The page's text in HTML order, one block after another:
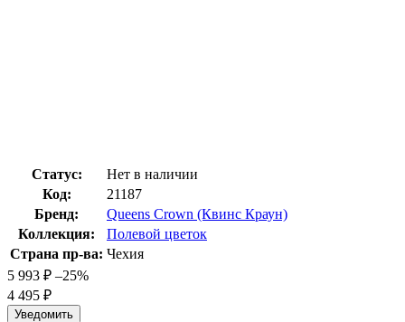
Статус:
Нет в наличии
Код:
21187
Бренд:
Queens Crown (Квинс Краун)
Коллекция:
Полевой цветок
Страна пр-ва: Чехия
5 993 ₽ –25%
4 495 ₽
Уведомить